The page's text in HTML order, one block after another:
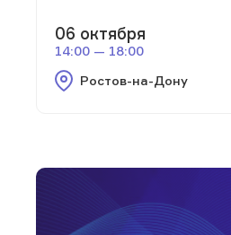
06 октября
14:00 — 18:00
Ростов-на-Дону